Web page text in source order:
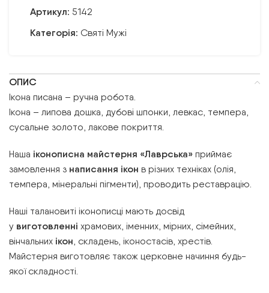
Артикул: 5142
Категорія: Святі Мужі
ОПИС
Ікона писана – ручна робота.
Ікона – липова дошка, дубові шпонки, левкас, темпера,
сусальне золото, лакове покриття.
Наша іконописна майстерня «Лаврська» приймає
замовлення з написання ікон в різних техніках (олія,
темпера, мінеральні пігменти), проводить реставрацію.
Наші талановиті іконописці мають досвід
у виготовленні храмових, іменних, мірних, сімейних,
вінчальних ікон, складень, іконостасів, хрестів.
Майстерня виготовляє також церковне начиння будь-
якої складності.